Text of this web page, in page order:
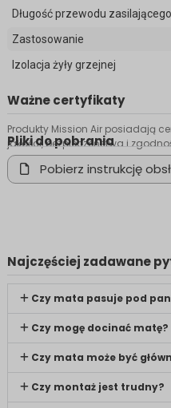
Długość przewodu zasilającego
Zastosowanie
Izolacja żyły grzejnej
Ważne certyfikaty
Produkty Mission Air posiadają
jakości, bezpieczeństwa i
Pliki do pobrania
Pobierz instrukcję
Najczęściej zadawane
Czy mata pasuje pod
Czy mogę docinać matę?
Czy mata może być
Czy montaż jest trudny?